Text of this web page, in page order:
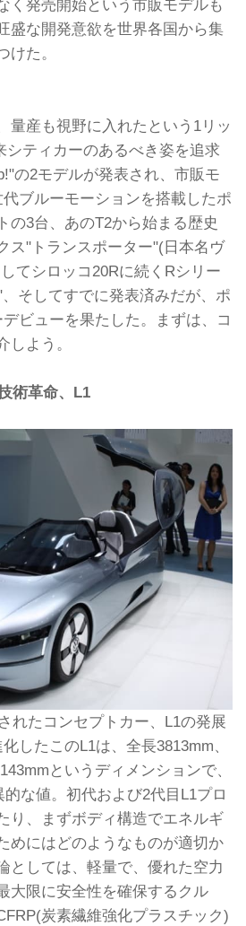
く発売開始という市販モデルも
盛な開発意欲を世界各国から集
けた。
量産も視野に入れたという1リッ
シティカーのあるべき姿を追求
の2モデルが発表され、市販モ
ブルーモーションを搭載したポ
の3台、あのT2から始まる歴史
ス"トランスポーター"(日本名ヴ
てシロッコ20Rに続くRシリー
そしてすでに発表済みだが、ポ
ビューを果たした。まずは、コ
しよう。
術革命、L1
れたコンセプトカー、L1の発展
したこのL1は、全長3813mm、
というディメンションで、
な値。初代および2代目L1プロ
り、まずボディ構造でエネルギ
めにはどのようなものが適切か
としては、軽量で、優れた空力
大限に安全性を確保するクル
炭素繊維強化プラスチック)